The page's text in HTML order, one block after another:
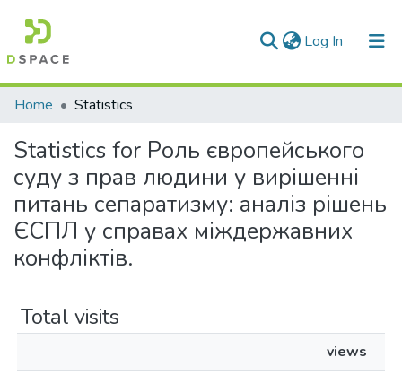
Log In (current)
Communities & Collections
All of DSpace
Home Statistics
Statistics for Роль європейського
суду з прав людини у вирішенні
питань сепаратизму: аналіз рішень
ЄСПЛ у справах міждержавних
конфліктів.
Total visits
views